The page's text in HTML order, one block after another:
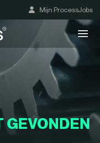
Mijn ProcessJobs
GEVONDEN